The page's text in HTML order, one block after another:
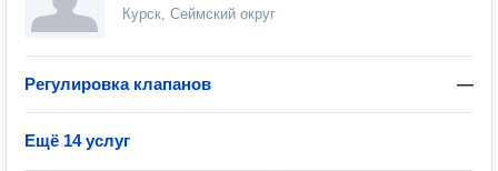
Курск, Сеймский округ
Регулировка клапанов —
Ещё 14 услуг